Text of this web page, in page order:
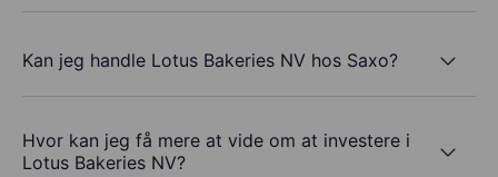
Kan jeg handle Lotus Bakeries NV hos Saxo?
Hvor kan jeg få mere at vide om at investere i
Lotus Bakeries NV?